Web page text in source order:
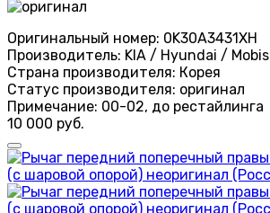
Оригинальный номер: 0K30A3431XH
Производитель: KIA / Hyundai / Mobis
Страна производителя: Корея
Статус производителя: оригинал
Примечание: 00-02, до рестайлинга
10 000 руб.